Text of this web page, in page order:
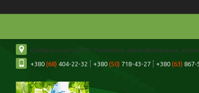
Садовий центр СМТ. Рожнятів, Івано-Франківськ,
+380 (68) 404-22-32 +380 (50) 718-43-27 +380 (63) 867-